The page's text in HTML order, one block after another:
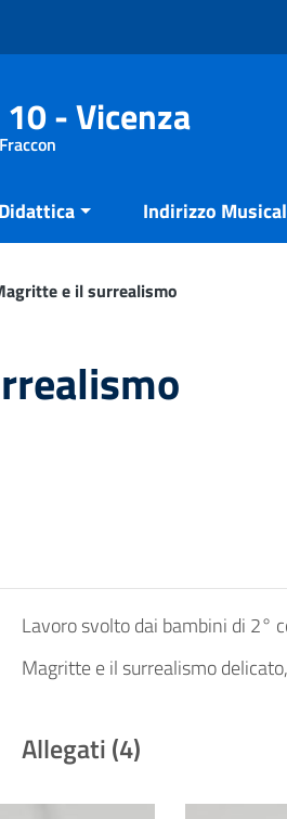
- Vicenza
Didattica Indirizzo
e il surrealismo
Lavoro svolto dai bambini di 2°
Magritte e il surrealismo
Allegati (4)